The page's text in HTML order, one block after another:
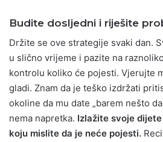
Budite dosljedni i riješite
Držite se ove strategije svaki dan.
u slično vrijeme i pazite na
kontrolu koliko će pojesti. Vjerujte
gladi. Znam da je teško izdržati
okoline da mu date „barem nešto
nema napretka. Izlažite svoje
koju mislite da je neće pojesti.